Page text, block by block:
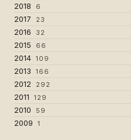
2018 6
2017 23
2016 32
2015 66
2014 109
2013 166
2012 292
2011 129
2010 59
2009 1